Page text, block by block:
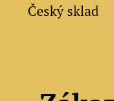
✔ Český sklad